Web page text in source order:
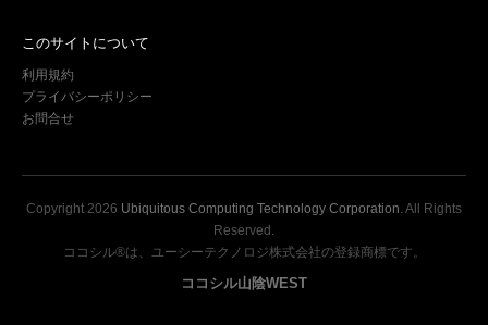
このサイトについて
利用規約
プライバシーポリシー
お問合せ
Copyright 2026 Ubiquitous Computing Technology Corporation. All Rights
Reserved.
ココシル®は、ユーシーテクノロジ株式会社の登録商標です。
ココシル山陰WEST